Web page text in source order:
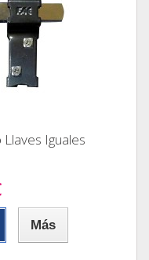
Iguales
Más